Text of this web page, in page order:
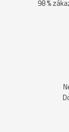
98 %